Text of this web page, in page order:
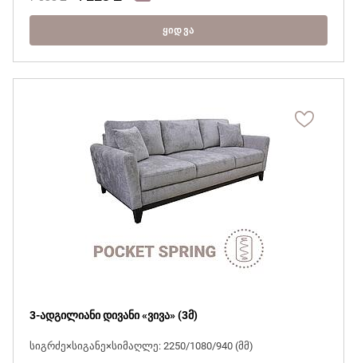
ᲧᲘᲓᲕᲐ
3-ადგილიანი დივანი «ვივა» (3მ)
სიგრძე×სიგანე×სიმაღლე: 2250/1080/940 (მმ)